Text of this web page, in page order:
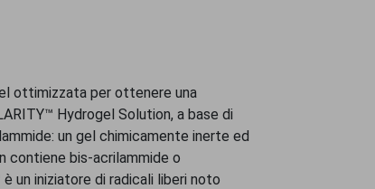
ottimizzata per ottenere una
Hydrogel Solution, a base di
un gel chimicamente inerte ed
contiene bis-acrilammide o
un iniziatore di radicali liberi noto